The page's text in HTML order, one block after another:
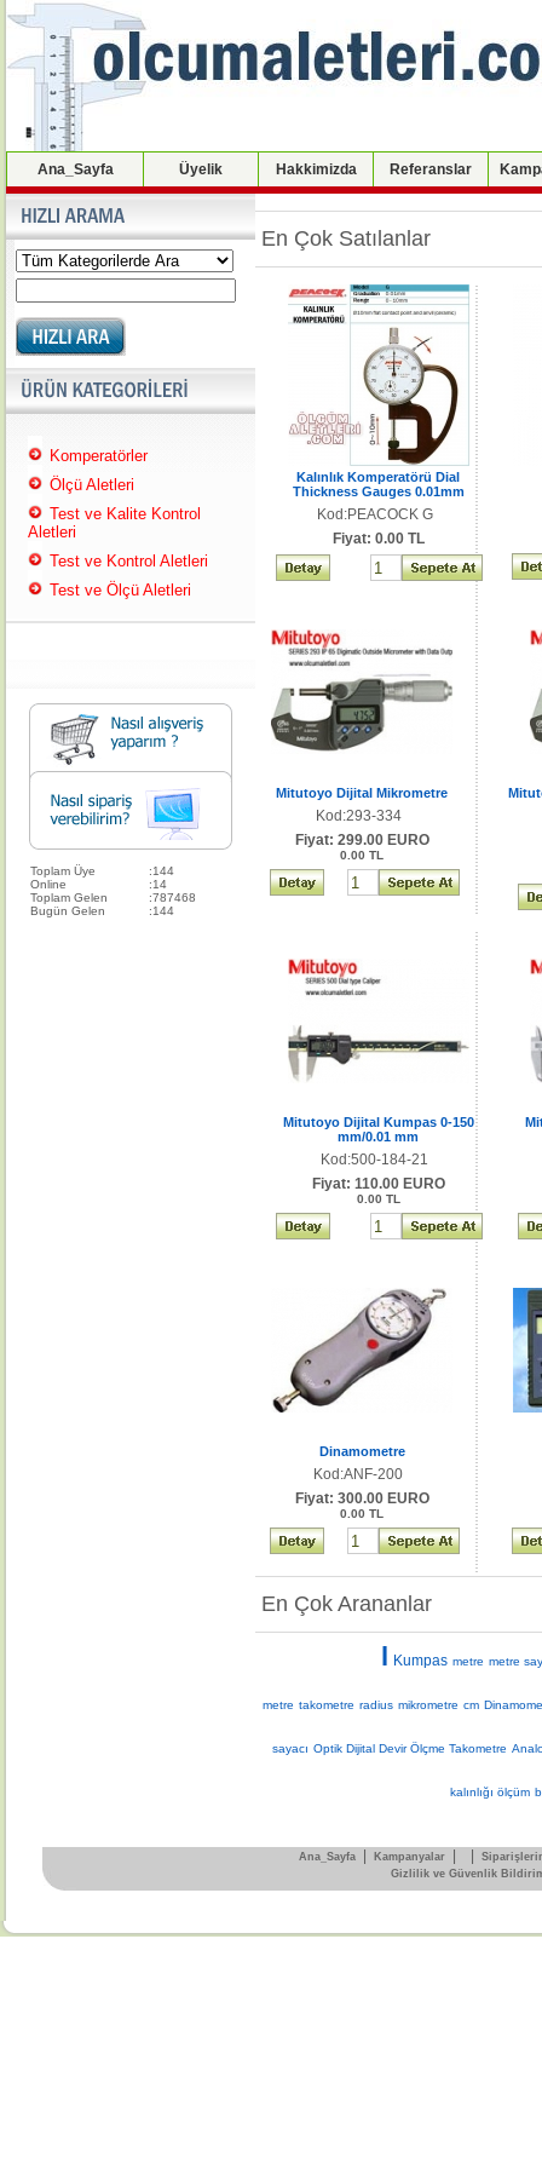
Ana_Sayfa Üyelik Hakkimizda Referanslar
Komperatörler
Ölçü Aletleri
Test ve Kalite Kontrol
Aletleri
Test ve Kontrol Aletleri
Test ve Ölçü Aletleri
Toplam Üye :144
Online
:14
Toplam Gelen
:787468
Bugün Gelen
:144
En Çok Satılanlar
Kalınlık Komperatörü Dial
Thickness Gauges 0.01mm
Kod:PEACOCK G
Fiyat: 0.00 TL
Mitutoyo Dijital Mikrometre
Kod:293-334
Fiyat: 299.00 EURO
0.00 TL
Mitutoyo Dijital Kumpas 0-150
mm/0.01 mm
Kod:500-184-21
Fiyat: 110.00 EURO
0.00 TL
Dinamometre
Kod:ANF-200
Fiyat: 300.00 EURO
0.00 TL
En Çok Arananlar
l Kumpas metre metre
metre takometre radius mikrometre cm
sayacı Optik Dijital Devir Ölçme Takometre
kalınlığı ölçüm
Ana_Sayfa| Kampanyalar|
Gizlilik ve Güvenlik